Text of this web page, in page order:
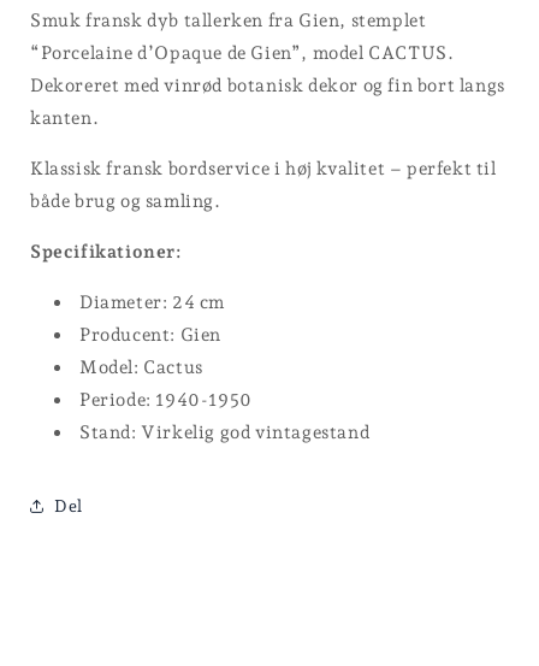
Smuk fransk dyb tallerken fra Gien, stemplet
“Porcelaine d’Opaque de Gien”, model CACTUS.
Dekoreret med vinrød botanisk dekor og fin bort langs
kanten.
Klassisk fransk bordservice i høj kvalitet – perfekt til
både brug og samling.
Specifikationer:
Diameter: 24 cm
Producent: Gien
Model: Cactus
Periode: 1940-1950
Stand: Virkelig god vintagestand
Del